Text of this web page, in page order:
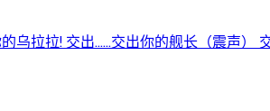
拉拉! 交出……交出你的舰长（震声）